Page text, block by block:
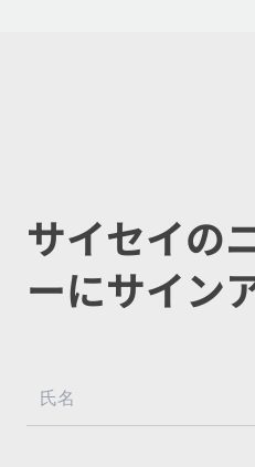
サイセイの
ーにサイン